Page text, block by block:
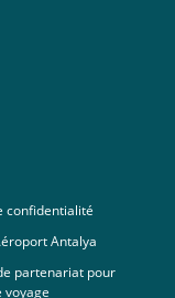
confidentialité
Antalya
partenariat pour
voyage